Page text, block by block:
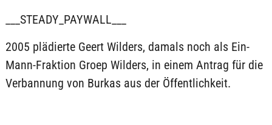
___STEADY_PAYWALL___
2005 plädierte Geert Wilders, damals noch als Ein-
Mann-Fraktion Groep Wilders, in einem Antrag für die
Verbannung von Burkas aus der Öffentlichkeit.